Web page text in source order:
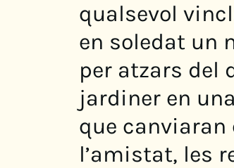
qualsevol
en soledat un
per atzars del
jardiner en
que
l’amistat, les